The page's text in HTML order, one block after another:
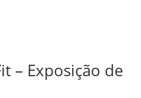
– Exposição de